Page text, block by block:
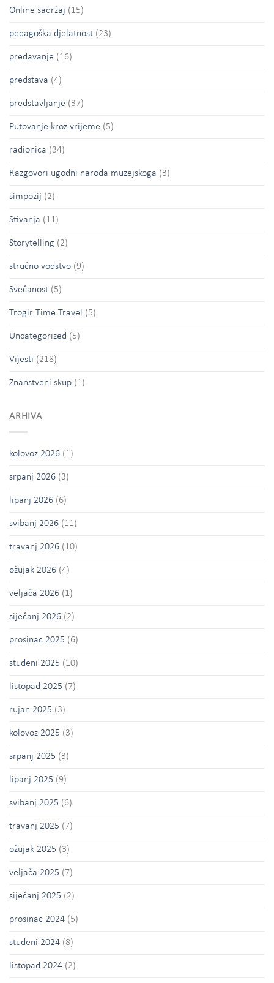
Online sadržaj (15)
pedagoška djelatnost (23)
predavanje (16)
predstava (4)
predstavljanje (37)
Putovanje kroz vrijeme (5)
radionica (34)
Razgovori ugodni naroda muzejskoga (3)
simpozij (2)
Stivanja (11)
Storytelling (2)
stručno vodstvo (9)
Svečanost (5)
Trogir Time Travel (5)
Uncategorized (5)
Vijesti (218)
Znanstveni skup (1)
ARHIVA
kolovoz 2026 (1)
srpanj 2026 (3)
lipanj 2026 (6)
svibanj 2026 (11)
travanj 2026 (10)
ožujak 2026 (4)
veljača 2026 (1)
siječanj 2026 (2)
prosinac 2025 (6)
studeni 2025 (10)
listopad 2025 (7)
rujan 2025 (3)
kolovoz 2025 (3)
srpanj 2025 (3)
lipanj 2025 (9)
svibanj 2025 (6)
travanj 2025 (7)
ožujak 2025 (3)
veljača 2025 (7)
siječanj 2025 (2)
prosinac 2024 (5)
studeni 2024 (8)
listopad 2024 (2)